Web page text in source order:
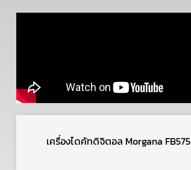
เครื่องไดคัทดิจิตอล Morgana FB575